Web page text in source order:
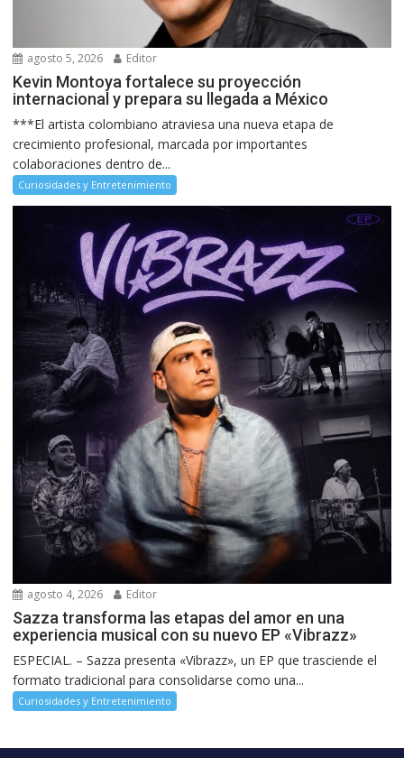
agosto 5, 2026 Editor
Kevin Montoya fortalece su proyección
internacional y prepara su llegada a México
***El artista colombiano atraviesa una nueva etapa de
crecimiento profesional, marcada por importantes
colaboraciones dentro de...
Curiosidades y Entretenimiento
agosto 4, 2026 Editor
Sazza transforma las etapas del amor en una
experiencia musical con su nuevo EP «Vibrazz»
ESPECIAL. – Sazza presenta «Vibrazz», un EP que trasciende el
formato tradicional para consolidarse como una...
Curiosidades y Entretenimiento